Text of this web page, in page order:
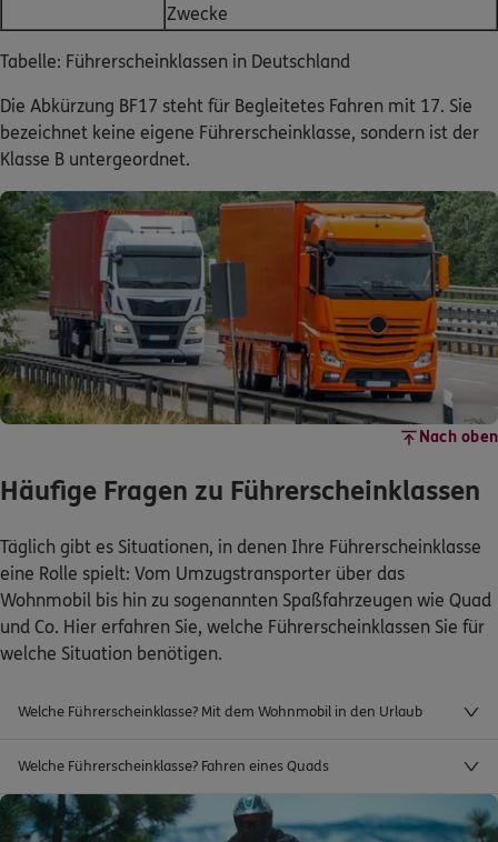
Zwecke
Tabelle: Führerscheinklassen in Deutschland
Die Abkürzung BF17 steht für Begleitetes Fahren mit 17. Sie
bezeichnet keine eigene Führerscheinklasse, sondern ist der
Klasse B untergeordnet.
Nach oben
Häufige Fragen zu Führerscheinklassen
Täglich gibt es Situationen, in denen Ihre Führerscheinklasse
eine Rolle spielt: Vom Umzugstransporter über das
Wohnmobil bis hin zu sogenannten Spaßfahrzeugen wie Quad
und Co. Hier erfahren Sie, welche Führerscheinklassen Sie für
welche Situation benötigen.
Welche Führerscheinklasse? Mit dem Wohnmobil in den Urlaub
Welche Führerscheinklasse? Fahren eines Quads